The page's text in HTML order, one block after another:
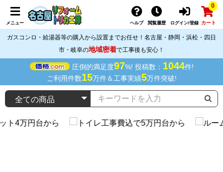
メニュー ヘルプ 閲覧履歴 ログイン/登録
0
カート
ガスコンロ・給湯器等の購入から設置までお任せ！名古屋・静岡・浜松・四日
市・岐阜の地域密着で工事後も安心！
圧倒的満足度97%! 投稿数： 1044件!
ご利用件数15万件＆工事実績5万件突破!